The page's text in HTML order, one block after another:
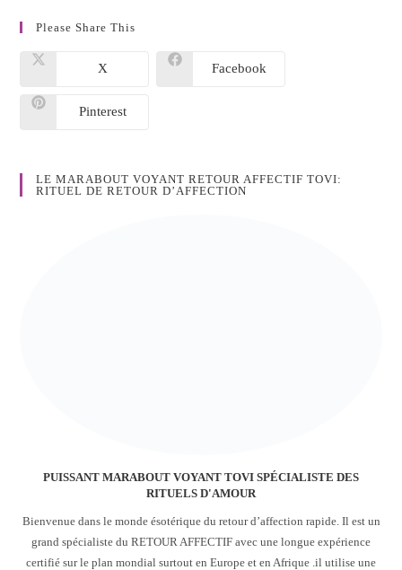
Please Share This
X Facebook
Pinterest
LE MARABOUT VOYANT RETOUR AFFECTIF TOVI:
RITUEL DE RETOUR D’AFFECTION
PUISSANT MARABOUT VOYANT TOVI SPÉCIALISTE DES
RITUELS D'AMOUR
Bienvenue dans le monde ésotérique du retour d’affection rapide. Il est un
grand spécialiste du RETOUR AFFECTIF avec une longue expérience
certifié sur le plan mondial surtout en Europe et en Afrique .il utilise une